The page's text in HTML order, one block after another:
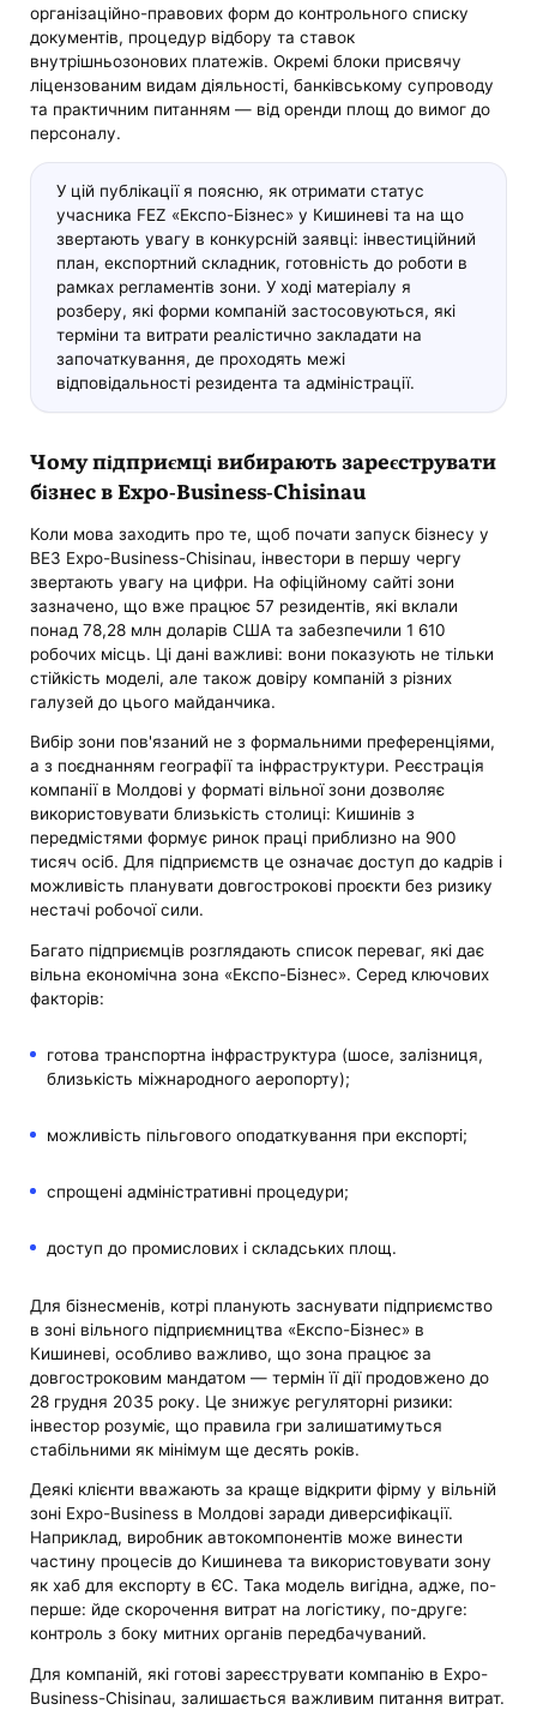
організаційно-правових форм до контрольного списку
документів, процедур відбору та ставок
внутрішньозонових платежів. Окремі блоки присвячу
ліцензованим видам діяльності, банківському супроводу
та практичним питанням — від оренди площ до вимог до
персоналу.
У цій публікації я поясню, як отримати статус
учасника FEZ «Експо-Бізнес» у Кишиневі та на що
звертають увагу в конкурсній заявці: інвестиційний
план, експортний складник, готовність до роботи в
рамках регламентів зони. У ході матеріалу я
розберу, які форми компаній застосовуються, які
терміни та витрати реалістично закладати на
започаткування, де проходять межі
відповідальності резидента та адміністрації.
Чому підприємці вибирають зареєструвати
бізнес в Expo-Business-Chisinau
Коли мова заходить про те, щоб почати запуск бізнесу у
ВЕЗ Expo-Business-Chisinau, інвестори в першу чергу
звертають увагу на цифри. На офіційному сайті зони
зазначено, що вже працює 57 резидентів, які вклали
понад 78,28 млн доларів США та забезпечили 1 610
робочих місць. Ці дані важливі: вони показують не тільки
стійкість моделі, але також довіру компаній з різних
галузей до цього майданчика.
Вибір зони пов'язаний не з формальними преференціями,
а з поєднанням географії та інфраструктури. Реєстрація
компанії в Молдові у форматі вільної зони дозволяє
використовувати близькість столиці: Кишинів з
передмістями формує ринок праці приблизно на 900
тисяч осіб. Для підприємств це означає доступ до кадрів і
можливість планувати довгострокові проєкти без ризику
нестачі робочої сили.
Багато підприємців розглядають список переваг, які дає
вільна економічна зона «Експо-Бізнес». Серед ключових
факторів:
готова транспортна інфраструктура (шосе, залізниця,
близькість міжнародного аеропорту);
можливість пільгового оподаткування при експорті;
спрощені адміністративні процедури;
доступ до промислових і складських площ.
Для бізнесменів, котрі планують заснувати підприємство
в зоні вільного підприємництва «Експо-Бізнес» в
Кишиневі, особливо важливо, що зона працює за
довгостроковим мандатом — термін її дії продовжено до
28 грудня 2035 року. Це знижує регуляторні ризики:
інвестор розуміє, що правила гри залишатимуться
стабільними як мінімум ще десять років.
Деякі клієнти вважають за краще відкрити фірму у вільній
зоні Expo-Business в Молдові заради диверсифікації.
Наприклад, виробник автокомпонентів може винести
частину процесів до Кишинева та використовувати зону
як хаб для експорту в ЄС. Така модель вигідна, адже, по-
перше: йде скорочення витрат на логістику, по-друге:
контроль з боку митних органів передбачуваний.
Для компаній, які готові зареєструвати компанію в Expo-
Business-Chisinau, залишається важливим питання витрат.